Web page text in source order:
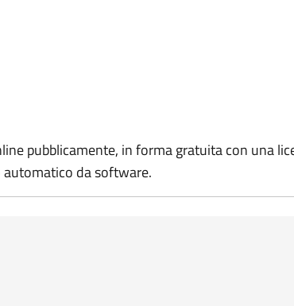
pubblicamente, in forma gratuita con una
da software.